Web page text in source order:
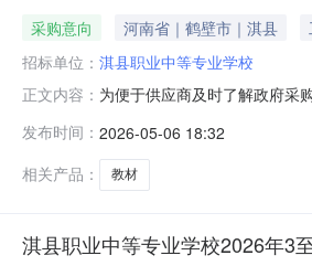
采购意向 河南省｜鹤壁市｜淇县
招标单位： 淇县职业中等专业学校
正文内容： 为便于供应商及时了解政府采
物采购项目淇县职业中等专业
采购工作的初步安
发布时间： 2026-05-06 18:32
相关产品：
教材
淇县职业中等专业学校2026年3